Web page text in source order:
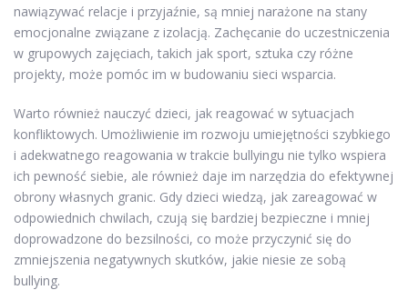
nawiązywać relacje i przyjaźnie, są mniej narażone na stany
emocjonalne związane z izolacją. Zachęcanie do uczestniczenia
w grupowych zajęciach, takich jak sport, sztuka czy różne
projekty, może pomóc im w budowaniu sieci wsparcia.
Warto również nauczyć dzieci, jak reagować w sytuacjach
konfliktowych. Umożliwienie im rozwoju umiejętności szybkiego
i adekwatnego reagowania w trakcie bullyingu nie tylko wspiera
ich pewność siebie, ale również daje im narzędzia do efektywnej
obrony własnych granic. Gdy dzieci wiedzą, jak zareagować w
odpowiednich chwilach, czują się bardziej bezpieczne i mniej
doprowadzone do bezsilności, co może przyczynić się do
zmniejszenia negatywnych skutków, jakie niesie ze sobą
bullying.